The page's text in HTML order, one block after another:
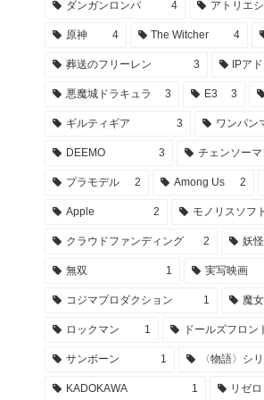
ダンガンロンパ 4 アトリエ
原神 4 The Witcher 4
葬送のフリーレン 3 IPア
悪魔城ドラキュラ 3 E3 3
ギルティギア 3 ワンパン
DEEMO 3 チェンソーマ
プラモデル 2 Among Us 2
Apple 2 モノリスソフト
クラウドファンディング 2 妖
無双 1 実写映画
コジマプロダクション 1 魔
ロックマン 1 ドールズフロン
サンボーン 1 〈物語〉シ
KADOKAWA 1 リゼロ